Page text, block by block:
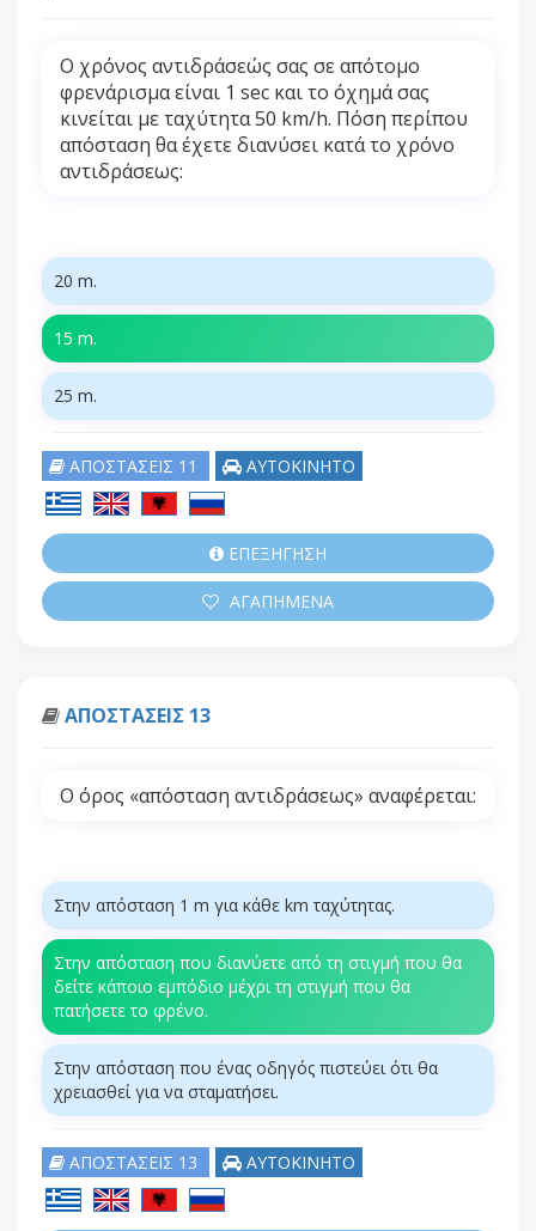
Ο χρόνος αντιδράσεώς σας σε απότομο
φρενάρισμα είναι 1 sec και το όχημά σας
κινείται με ταχύτητα 50 km/h. Πόση περίπου
απόσταση θα έχετε διανύσει κατά το χρόνο
αντιδράσεως:
20 m.
15 m.
25 m.
ΑΠΟΣΤΑΣΕΙΣ 11 ΑΥΤΟΚΙΝΗΤΟ
ΕΠΕΞΗΓΗΣΗ
ΑΓΑΠΗΜΕΝΑ
ΑΠΟΣΤΑΣΕΙΣ 13
Ο όρος «απόσταση αντιδράσεως» αναφέρεται:
Στην απόσταση 1 m για κάθε km ταχύτητας.
Στην απόσταση που διανύετε από τη στιγμή που θα
δείτε κάποιο εμπόδιο μέχρι τη στιγμή που θα
πατήσετε το φρένο.
Στην απόσταση που ένας οδηγός πιστεύει ότι θα
χρειασθεί για να σταματήσει.
ΑΠΟΣΤΑΣΕΙΣ 13 ΑΥΤΟΚΙΝΗΤΟ